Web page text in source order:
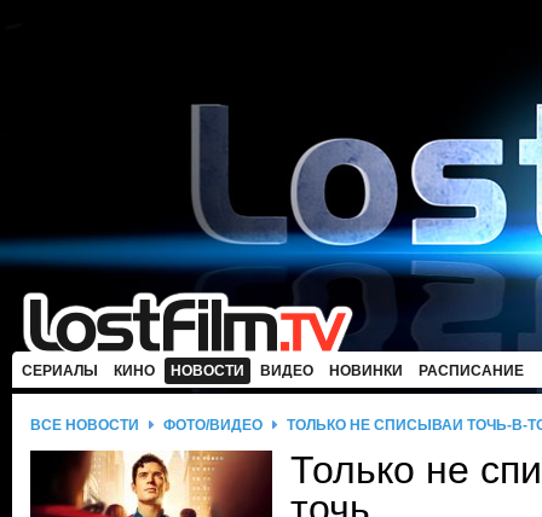
СЕРИАЛЫ КИНО НОВОСТИ ВИДЕО НОВИНКИ РАСПИСАНИЕ
ВСЕ НОВОСТИ ФОТО/ВИДЕО ТОЛЬКО НЕ СПИСЫВАЙ ТОЧЬ-В-
Только не